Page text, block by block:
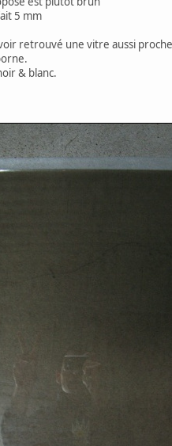
5 mm
retrouvé une vitre aussi
& blanc.